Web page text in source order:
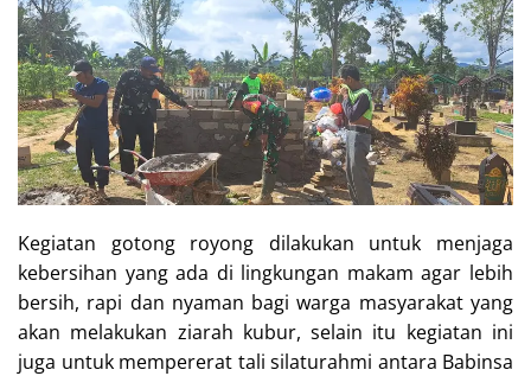
Kegiatan gotong royong dilakukan untuk menjaga
kebersihan yang ada di lingkungan makam agar lebih
bersih, rapi dan nyaman bagi warga masyarakat yang
akan melakukan ziarah kubur, selain itu kegiatan ini
juga untuk mempererat tali silaturahmi antara Babinsa